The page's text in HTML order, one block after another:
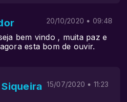
20/10/2020 • 09:48
bem vindo , muita paz e
esta bom de ouvir.
15/07/2020 • 11:23